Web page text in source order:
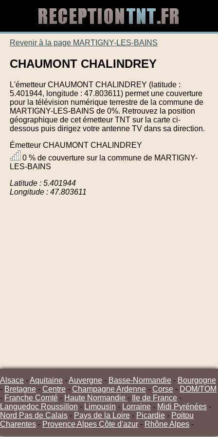
Revenir à la page MARTIGNY-LES-BAINS
CHAUMONT CHALINDREY
L'émetteur CHAUMONT CHALINDREY (latitude :
5.401944, longitude : 47.803611) permet une couverture
pour la télévision numérique terrestre de la commune de
MARTIGNY-LES-BAINS de 0%. Retrouvez la position
géographique de cet émetteur TNT sur la carte ci-
dessous puis dirigez votre antenne TV dans sa direction.
Émetteur CHAUMONT CHALINDREY
0 % de couverture sur la commune de MARTIGNY-
LES-BAINS
Latitude : 5.401944
Longitude : 47.803611
Alsace -Aquitaine -Auvergne - Basse-Normandie - Bourgogne
- Bretagne - Centre - Champagne Ardenne - Corse - DOM/TOM
- Franche Comté - Haute Normandie - Ile de France -
Languedoc Roussillon - Limousin - Lorraine - Midi Pyrénées -
Nord Pas de Calais - Pays de la Loire - Picardie - Poitou
Charentes - Provence Alpes Côte d'azur - Rhône Alpes -